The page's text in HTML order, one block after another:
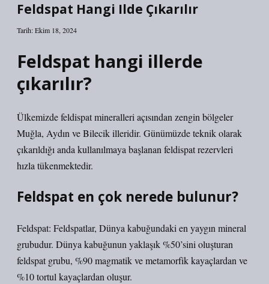
Feldspat Hangi Ilde Çıkarılır
Tarih: Ekim 18, 2024
Feldspat hangi illerde
çıkarılır?
Ülkemizde feldispat mineralleri açısından zengin bölgeler
Muğla, Aydın ve Bilecik illeridir. Günümüzde teknik olarak
çıkarıldığı anda kullanılmaya başlanan feldispat rezervleri
hızla tükenmektedir.
Feldspat en çok nerede bulunur?
Feldspat: Feldspatlar, Dünya kabuğundaki en yaygın mineral
grubudur. Dünya kabuğunun yaklaşık %50’sini oluşturan
feldspat grubu, %90 magmatik ve metamorfik kayaçlardan ve
%10 tortul kayaçlardan oluşur.